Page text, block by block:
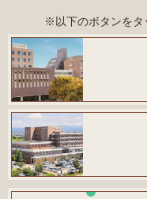
※以下のボタンをタ